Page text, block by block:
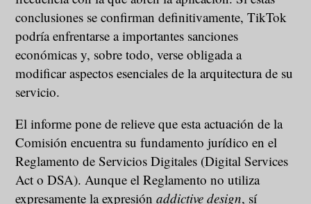
conclusiones se confirman definitivamente, TikTok
podría enfrentarse a importantes sanciones
económicas y, sobre todo, verse obligada a
modificar aspectos esenciales de la arquitectura de su
servicio.
El informe pone de relieve que esta actuación de la
Comisión encuentra su fundamento jurídico en el
Reglamento de Servicios Digitales (Digital Services
Act o DSA). Aunque el Reglamento no utiliza
expresamente la expresiónaddictive design, sí